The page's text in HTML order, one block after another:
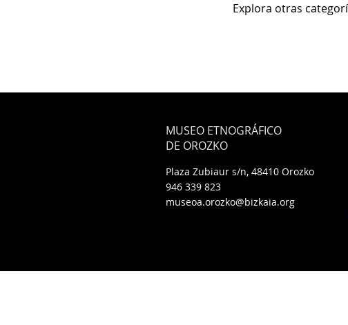
Explora otras
MUSEO ETNOGRÁFICO
DE OROZKO
Plaza Zubiaur s/n, 48410 Orozko
946 339 823
museoa.orozko@bizkaia.org